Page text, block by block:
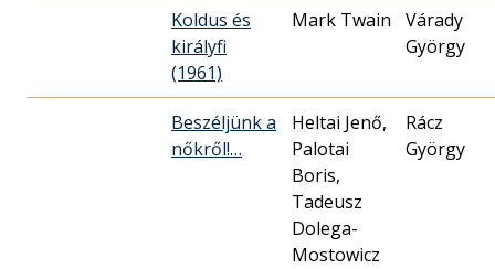
Koldus és
királyfi
(1961)
Mark Twain
Várady
György
Beszéljünk a
nőkről!…
Heltai Jenő,
Palotai
Boris,
Tadeusz
Dolega-
Mostowicz
Rácz
György